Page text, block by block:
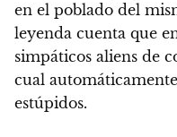
en el poblado del
leyenda cuenta que
simpáticos aliens de
cual
estúpidos.